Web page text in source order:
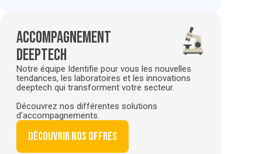
Accompagnement
deeptech
Notre équipe Identifie pour vous les nouvelles
tendances, les laboratoires et les innovations
deeptech qui transforment votre secteur.
Découvrez nos différentes solutions
d'accompagnements.
Découvrir nos offres